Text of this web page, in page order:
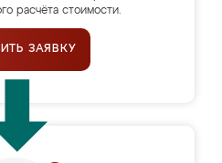
расчёта стоимости.
ЗАЯВКУ